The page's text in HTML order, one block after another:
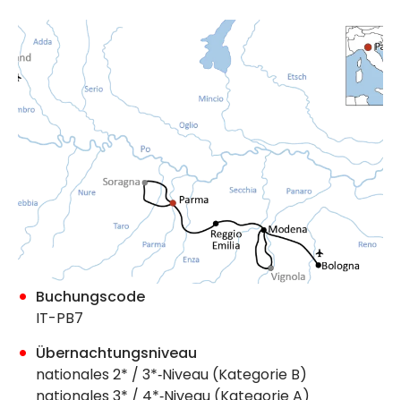
Buchungscode
IT-PB7
Übernachtungsniveau
nationales 2* / 3*‐Niveau (Kategorie B)